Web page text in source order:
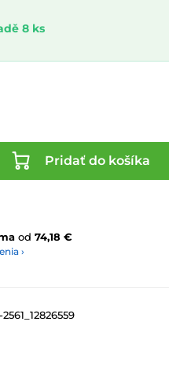
8 ks
Pridať do košíka
od 74,18 €
›